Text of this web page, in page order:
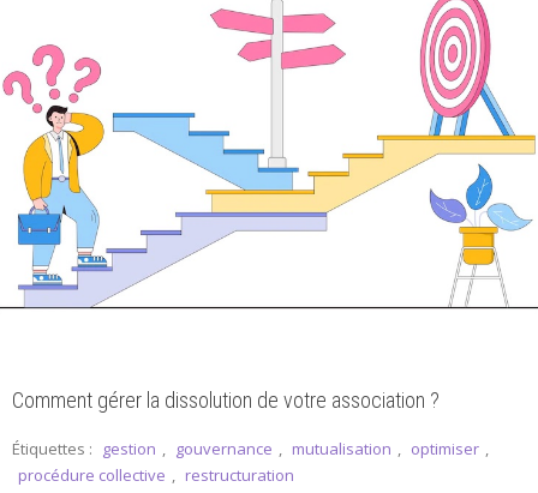
Comment gérer la dissolution de votre association ?
Étiquettes : gestion , gouvernance , mutualisation , optimiser ,
procédure collective , restructuration